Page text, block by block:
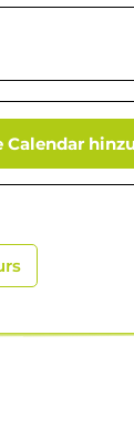
Calendar